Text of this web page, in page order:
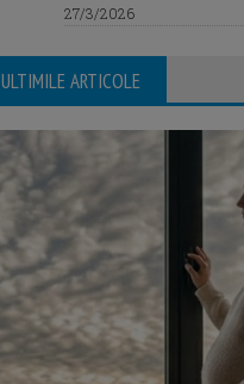
27/3/2026
ULTIMILE ARTICOLE